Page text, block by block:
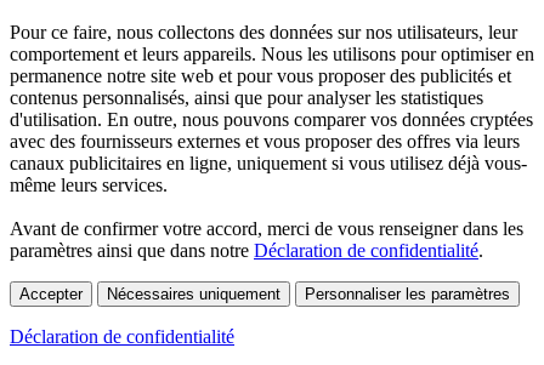
Pour ce faire, nous collectons des données sur nos utilisateurs, leur
comportement et leurs appareils. Nous les utilisons pour optimiser en
permanence notre site web et pour vous proposer des publicités et
contenus personnalisés, ainsi que pour analyser les statistiques
d'utilisation. En outre, nous pouvons comparer vos données cryptées
avec des fournisseurs externes et vous proposer des offres via leurs
canaux publicitaires en ligne, uniquement si vous utilisez déjà vous-
même leurs services.
Avant de confirmer votre accord, merci de vous renseigner dans les
paramètres ainsi que dans notre Déclaration de confidentialité.
Accepter Nécessaires uniquement Personnaliser les paramètres
Déclaration de confidentialité